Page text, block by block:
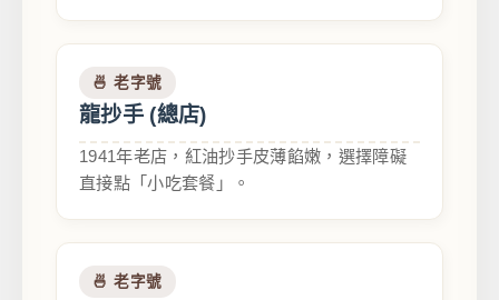
🍜 老字號
龍抄手 (總店)
1941年老店，紅油抄手皮薄餡嫩，選擇障礙
直接點「小吃套餐」。
🍜 老字號